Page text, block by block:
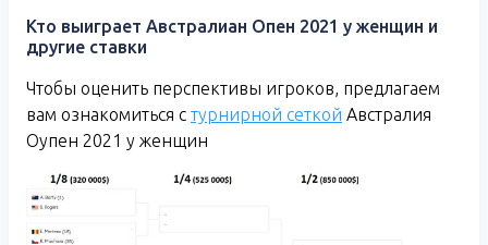
Кто выиграет Австралиан Опен 2021 у женщин и
другие ставки
Чтобы оценить перспективы игроков, предлагаем
вам ознакомиться с турнирной сеткой Австралия
Оупен 2021 у женщин